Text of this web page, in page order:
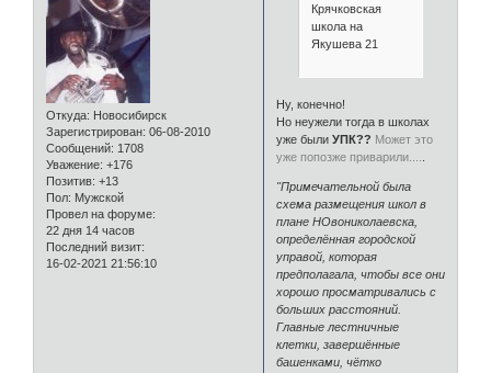
Откуда: Новосибирск
Зарегистрирован: 06-08-2010
Сообщений: 1708
Уважение: +176
Позитив: +13
Пол: Мужской
Провел на форуме:
22 дня 14 часов
Последний визит:
16-02-2021 21:56:10
Крячковская
школа на
Якушева 21
Ну, конечно!
Но неужели тогда в школах
уже былиУПК?? Может это
уже попозже приварили....
"Примечательной была
схема размещения школ в
плане НОвониколаевска,
определённая городской
управой, которая
предполагала, чтобы все они
хорошо просматривались с
больших расстояний.
Главные лестничные
клетки, завершённые
башенками, чётко